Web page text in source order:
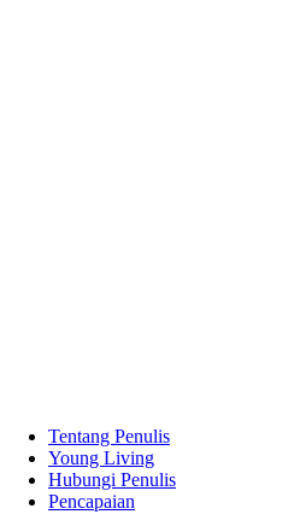
Tentang Penulis
Young Living
Hubungi Penulis
Pencapaian